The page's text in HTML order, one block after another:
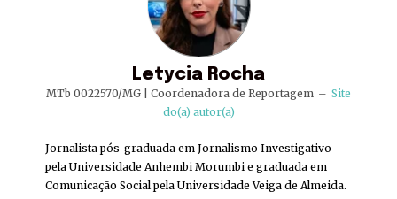
Letycia Rocha
MTb 0022570/MG | Coordenadora de Reportagem – Site
do(a) autor(a)
Jornalista pós-graduada em Jornalismo Investigativo
pela Universidade Anhembi Morumbi e graduada em
Comunicação Social pela Universidade Veiga de Almeida.